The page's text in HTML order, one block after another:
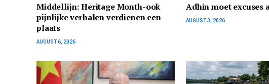
Middellijn: Heritage Month-ook
pijnlijke verhalen verdienen een
plaats
AUGUST 6, 2026
Adhin moet excuses
AUGUST 3, 2026